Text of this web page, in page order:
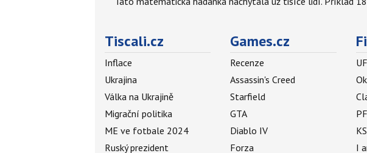
Tiscali.cz
Inflace
Ukrajina
Válka na Ukrajině
Migrační politika
ME ve fotbale 2024
Ruský prezident
Games.cz
Recenze
Assassin's Creed
Starfield
GTA
Diablo IV
Forza
I